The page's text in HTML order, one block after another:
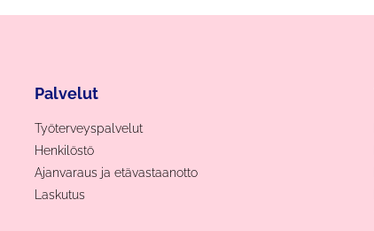
Palvelut
Työterveyspalvelut
Henkilöstö
Ajanvaraus ja etävastaanotto
Laskutus